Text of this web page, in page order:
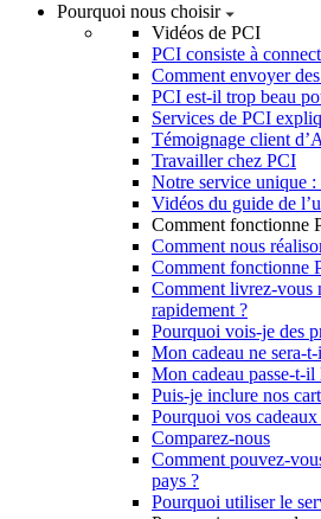
Pourquoi nous choisir
Vidéos de PCI
PCI consiste à
Comment envoyer
PCI est-il trop beau
Services de PCI
Témoignage client
Travailler chez PCI
Notre service unique
Vidéos du guide de
Comment fonctionne
Comment nous
Comment fonctionne
Comment livrez-vous
rapidement ?
Pourquoi vois-je des
Mon cadeau ne sera-
Mon cadeau passe-t-il
Puis-je inclure nos
Pourquoi vos
Comparez-nous
Comment pouvez-
pays ?
Pourquoi utiliser le